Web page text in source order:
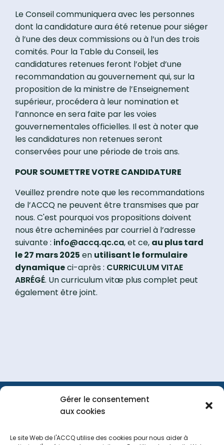
Gérer le consentement
aux cookies
Le site Web de l'ACCQ utilise des cookies pour nous aider à
Le Conseil communiquera avec les personnes
dont la candidature aura été retenue pour siéger
à l’une des deux commissions ou à l’un des trois
comités. Pour la Table du Conseil, les
candidatures retenues feront l’objet d’une
recommandation au gouvernement qui, sur la
proposition de la ministre de l’Enseignement
supérieur, procédera à leur nomination et
l’annonce en sera faite par les voies
gouvernementales officielles. Il est à noter que
les candidatures non retenues seront
conservées pour une période de trois ans.
POUR SOUMETTRE VOTRE CANDIDATURE
Veuillez prendre note que les recommandations
de l’ACCQ ne peuvent être transmises que par
nous. C'est pourquoi vos propositions doivent
nous être acheminées par courriel à l’adresse
suivante : info@accq.qc.ca, et ce, au plus tard
le 27 mars 2025 en utilisant le formulaire
dynamiqueci-après : CURRICULUM VITAE
ABRÉGÉ. Un curriculum vitæ plus complet peut
également être joint.
Portail